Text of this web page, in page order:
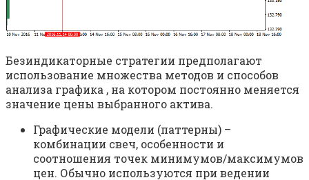
Безиндикаторные стратегии предполагают
использование множества методов и способов
анализа графика , на котором постоянно меняется
значение цены выбранного актива.
Графические модели (паттерны) –
комбинации свеч, особенности и
соотношения точек минимумов/максимумов
цен. Обычно используются при ведении